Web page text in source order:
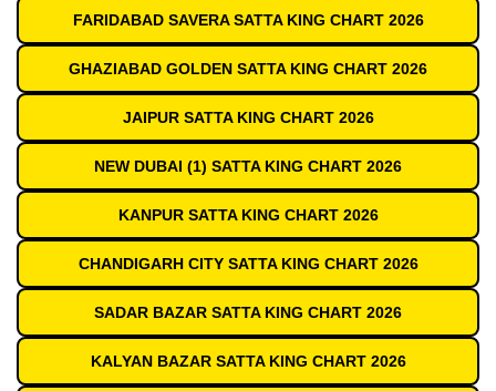
FARIDABAD SAVERA SATTA KING CHART 2026
GHAZIABAD GOLDEN SATTA KING CHART 2026
JAIPUR SATTA KING CHART 2026
NEW DUBAI (1) SATTA KING CHART 2026
KANPUR SATTA KING CHART 2026
CHANDIGARH CITY SATTA KING CHART 2026
SADAR BAZAR SATTA KING CHART 2026
KALYAN BAZAR SATTA KING CHART 2026